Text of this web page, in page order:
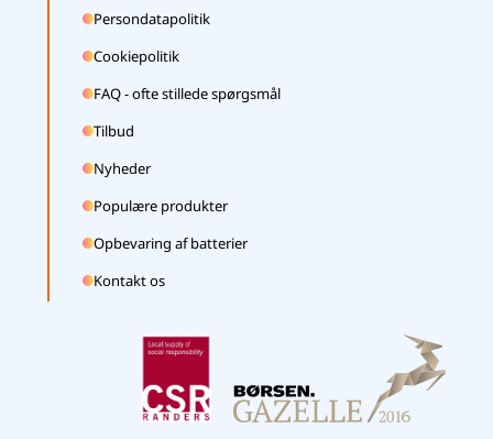
Persondatapolitik
Cookiepolitik
FAQ - ofte stillede spørgsmål
Tilbud
Nyheder
Populære produkter
Opbevaring af batterier
Kontakt os